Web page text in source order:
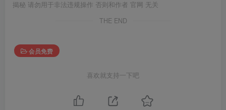
揭秘 请勿用于非法违规操作 否则和作者 官网 无关
THE END
会员免费
喜欢就支持一下吧